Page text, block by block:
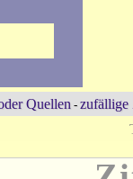
Quellen - zufällige